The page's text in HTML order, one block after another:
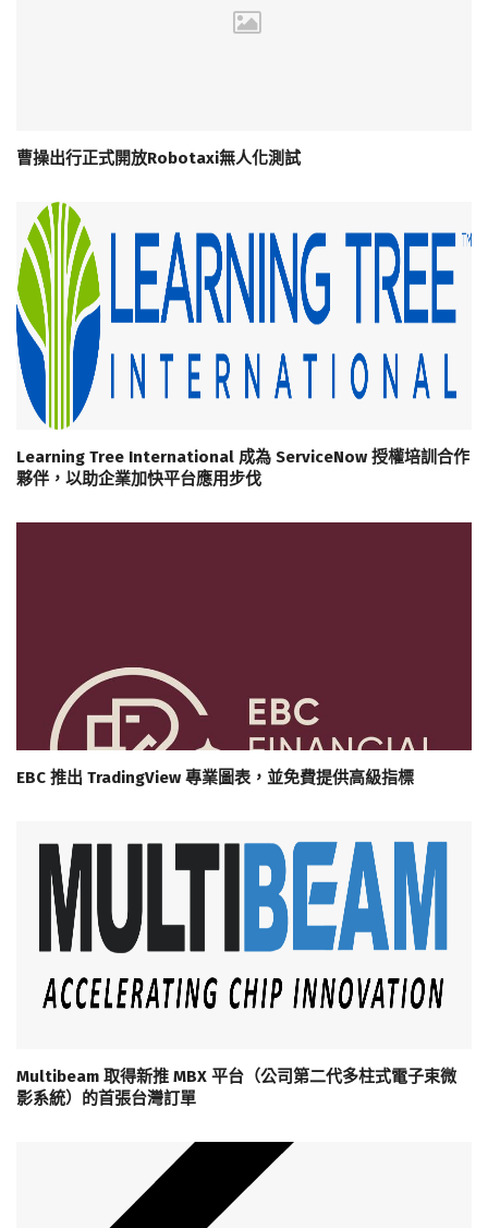
曹操出行正式開放Robotaxi無人化測試
Learning Tree International 成為 ServiceNow 授權培訓合作
夥伴，以助企業加快平台應用步伐
EBC 推出 TradingView 專業圖表，並免費提供高級指標
Multibeam 取得新推 MBX 平台（公司第二代多柱式電子束微
影系統）的首張台灣訂單